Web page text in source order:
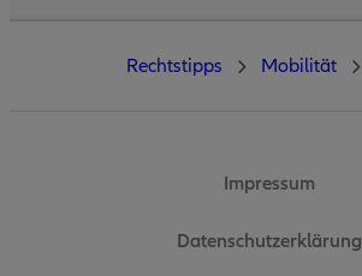
Impressum
Datenschutzerklärung
Rechtstipps Mobilität